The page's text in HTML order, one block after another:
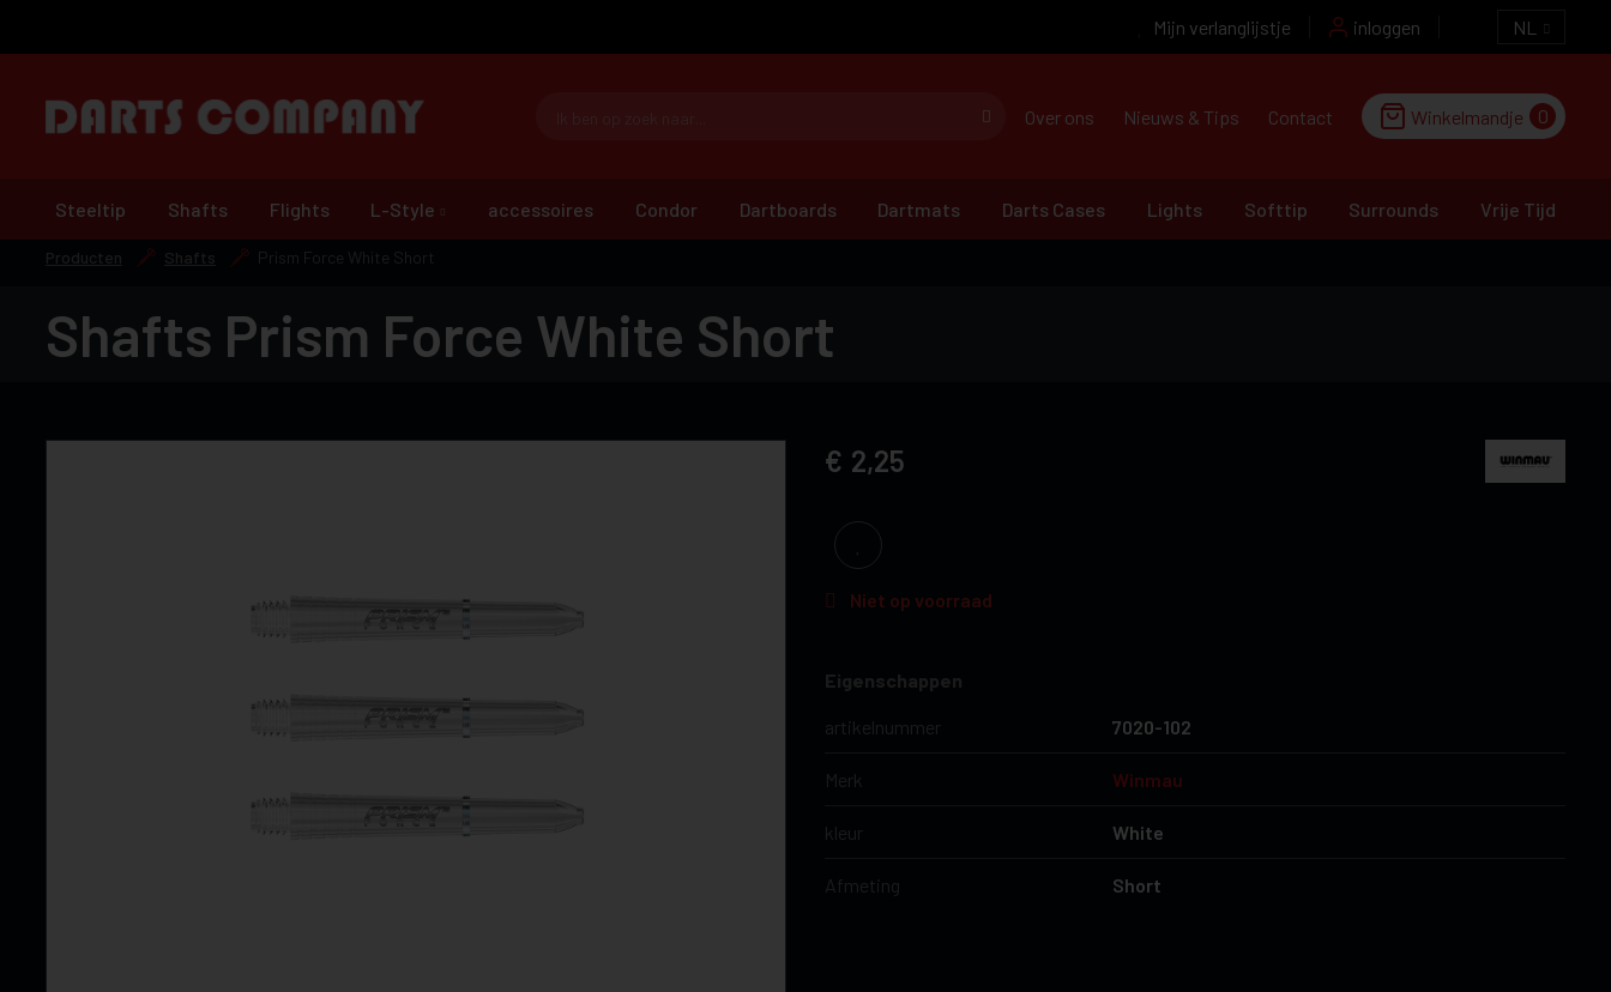
Mijn verlanglijstje inloggen NL
Over ons Nieuws & Tips Contact Winkelmandje 0
Steeltip Shafts Flights L-Style accessoires Condor Dartboards Dartmats Darts Cases Lights Softtip Surrounds Vrije Tijd
Producten Shafts Prism Force White Short
Shafts Prism Force White Short
2,25
Niet op voorraad
Eigenschappen
artikelnummer 7020-102
Merk Winmau
kleur White
Afmeting Short